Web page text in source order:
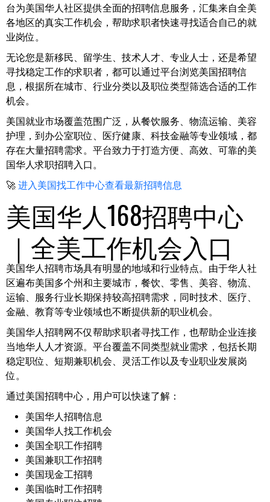
台为美国华人社区提供全面的招聘信息服务，汇集来自全美
各地区的真实工作机会，帮助求职者快速寻找适合自己的就
业岗位。
无论您是新移民、留学生、技术人才、专业人士，还是希望
寻找稳定工作的求职者，都可以通过平台浏览美国招聘信
息，根据所在城市、行业分类以及职位类型筛选合适的工作
机会。
美国就业市场覆盖范围广泛，从餐饮服务、物流运输、美容
护理，到办公室职位、医疗健康、科技金融等专业领域，都
存在大量招聘需求。平台致力于打造方便、高效、可靠的美
国华人求职招聘入口。
🚀 进入美国找工作中心查看最新招聘信息
美国华人168招聘中心
｜全美工作机会入口
美国华人招聘市场具有明显的地域和行业特点。由于华人社
区遍布美国多个州和主要城市，餐饮、零售、美容、物流、
运输、服务行业长期保持较高招聘需求，同时技术、医疗、
金融、教育等专业领域也不断提供新的职业机会。
美国华人招聘网不仅帮助求职者寻找工作，也帮助企业连接
当地华人人才资源。平台覆盖不同类型就业需求，包括长期
稳定职位、短期兼职机会、灵活工作以及专业职业发展岗
位。
通过美国招聘中心，用户可以快速了解：
美国华人招聘信息
美国华人找工作机会
美国全职工作招聘
美国兼职工作招聘
美国现金工招聘
美国临时工作招聘